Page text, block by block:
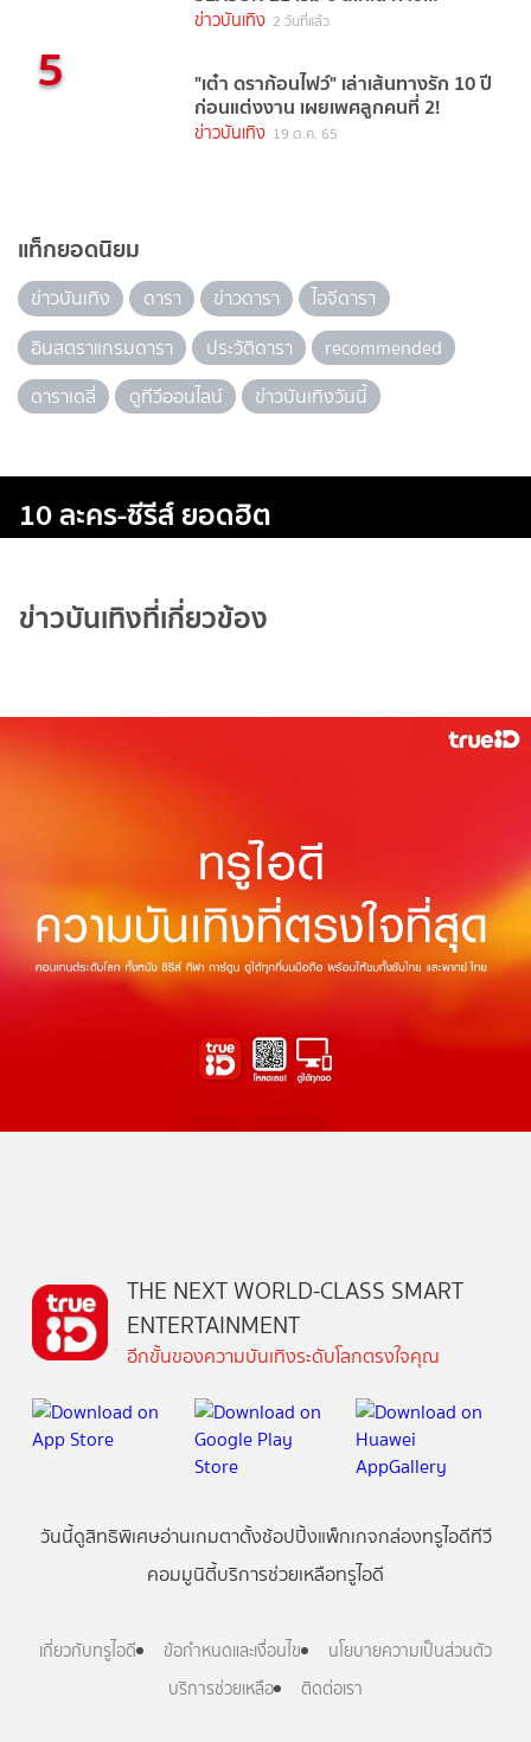
TrueVisions NOW
ข่าวบันเทิง 2 วันที่แล้ว
5 "เต๋า ดราก้อนไฟว์" เล่าเส้นทางรัก 10 ปี
ก่อนแต่งงาน เผยเพศลูกคนที่ 2!
ข่าวบันเทิง 19 ต.ค. 65
แท็กยอดนิยม
ข่าวบันเทิง ดารา ข่าวดารา
ไอจีดารา
อินสตราแกรมดารา
ประวัติดารา
recommended
ดาราเดลี่
ดูทีวีออนไลน์ ข่าวบันเทิงวันนี้
10 ละคร-ซีรีส์ ยอดฮิต
ข่าวบันเทิงที่เกี่ยวข้อง
THE NEXT WORLD-CLASS SMART
ENTERTAINMENT
อีกขั้นของความบันเทิงระดับโลกตรงใจคุณ
วันนี้ดูสิทธิพิเศษอ่านเกมตาตั้งช้อปปิ้งแพ็กเกจกล่องทรูไอดีทีวี
คอมมูนิตี้บริการช่วยเหลือทรูไอดี
เกี่ยวกับทรูไอดี ข้อกำหนดและเงื่อนไข
นโยบายความเป็นส่วนตัว
บริการช่วยเหลือ
ติดต่อเรา